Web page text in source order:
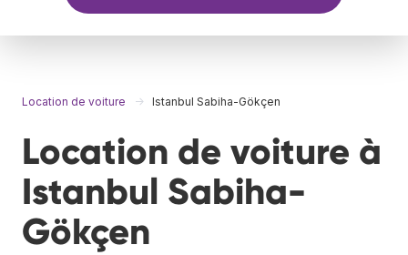
Location de voiture Istanbul Sabiha-Gökçen
Location de voiture à
Istanbul Sabiha-
Gökçen